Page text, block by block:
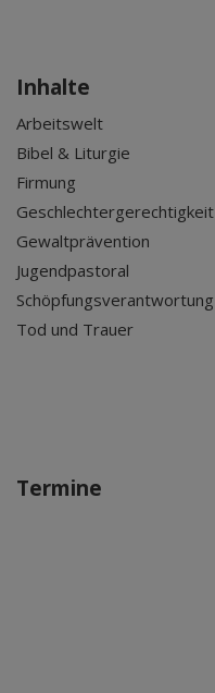
Inhalte
Arbeitswelt
Bibel & Liturgie
Firmung
Geschlechtergerechtigkeit
Gewaltprävention
Jugendpastoral
Schöpfungsverantwortung
Tod und Trauer
Termine